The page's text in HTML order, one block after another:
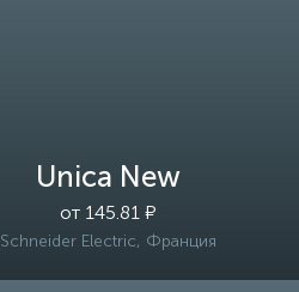
Unica New
от 145.81 ₽
Schneider Electric, Франция